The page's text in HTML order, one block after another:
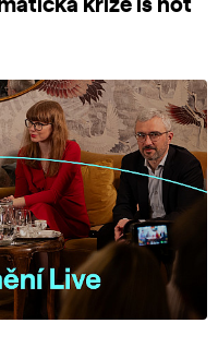
krize is not